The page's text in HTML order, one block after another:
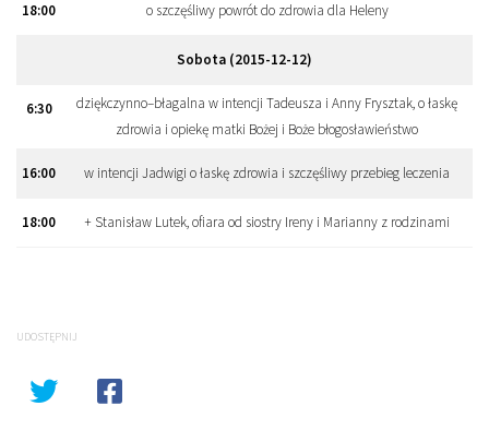
18:00 o szczęśliwy powrót do zdrowia dla Heleny
Sobota (2015-12-12)
6:30
dziękczynno–błagalna w intencji Tadeusza i Anny Frysztak, o łaskę
zdrowia i opiekę matki Bożej i Boże błogosławieństwo
16:00 w intencji Jadwigi o łaskę zdrowia i szczęśliwy przebieg leczenia
18:00 + Stanisław Lutek, ofiara od siostry Ireny i Marianny z rodzinami
UDOSTĘPNIJ